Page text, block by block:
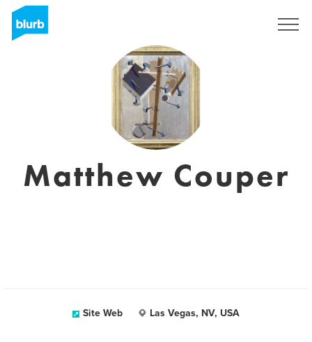
Matthew Couper
Site Web Las Vegas, NV, USA